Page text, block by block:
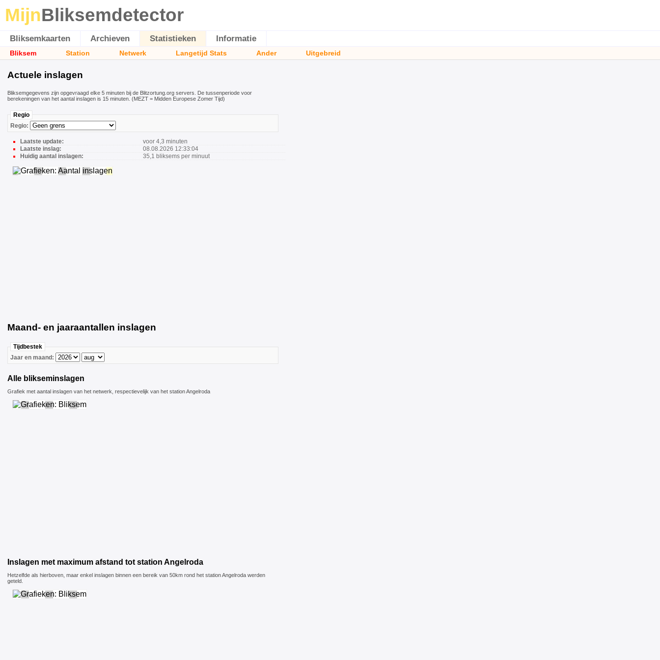
MijnBliksemdetector
Bliksemkaarten Archieven Statistieken Informatie
Bliksem Station Netwerk Langetijd Stats Ander Uitgebreid
Actuele inslagen
Bliksemgegevens zijn opgevraagd elke 5 minuten bij de Blitzortung.org servers. De tussenperiode voor
berekeningen van het aantal inslagen is 15 minuten. (MEZT = Midden Europese Zomer Tijd)
Regio
Regio:
Laatste update:
voor 4,3 minuten
Laatste inslag:
08.08.2026 12:33:04
Huidig aantal inslagen:
35,1 bliksems per minuut
Maand- en jaaraantallen inslagen
Tijdbestek
Jaar en maand:
Alle blikseminslagen
Grafiek met aantal inslagen van het netwerk, respectievelijk van het station Angelroda
Inslagen met maximum afstand tot station Angelroda
Hetzelfde als hierboven, maar enkel inslagen binnen een bereik van 50km rond het station Angelroda werden
geteld.